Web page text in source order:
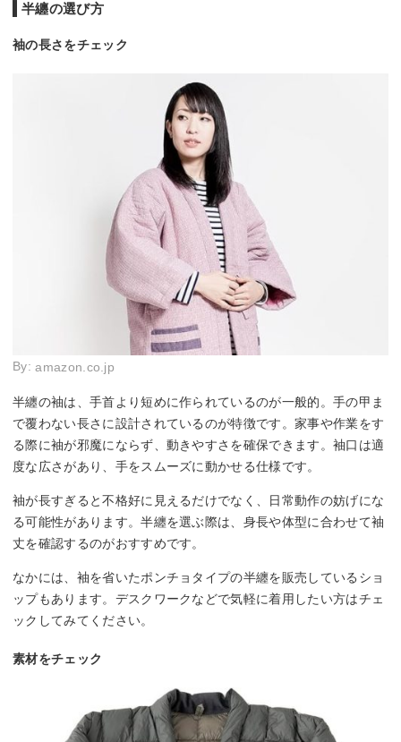
半纏の選び方
袖の長さをチェック
By:amazon.co.jp
半纏の袖は、手首より短めに作られているのが一般的。手の甲ま
で覆わない長さに設計されているのが特徴です。家事や作業をす
る際に袖が邪魔にならず、動きやすさを確保できます。袖口は適
度な広さがあり、手をスムーズに動かせる仕様です。
袖が長すぎると不格好に見えるだけでなく、日常動作の妨げにな
る可能性があります。半纏を選ぶ際は、身長や体型に合わせて袖
丈を確認するのがおすすめです。
なかには、袖を省いたポンチョタイプの半纏を販売しているショ
ップもあります。デスクワークなどで気軽に着用したい方はチェ
ックしてみてください。
素材をチェック